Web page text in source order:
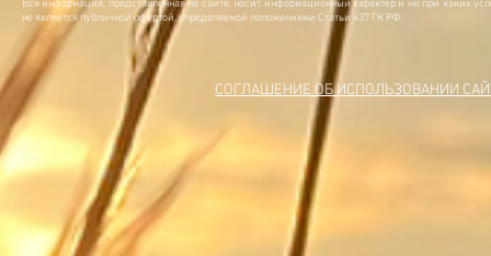
Вся информация, представленная на сайте, носит информационный характер и ни при каких
не является публичной офертой, определяемой положениями Статьи 437 ГК РФ.
СОГЛАШЕНИЕ ОБ ИСПОЛЬЗОВАНИИ